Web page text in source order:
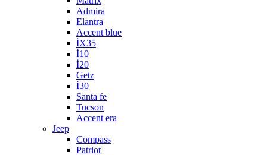
Admira
Elantra
Accent blue
İX35
İ10
İ20
Getz
İ30
Santa fe
Tucson
Accent era
Jeep
Compass
Patriot